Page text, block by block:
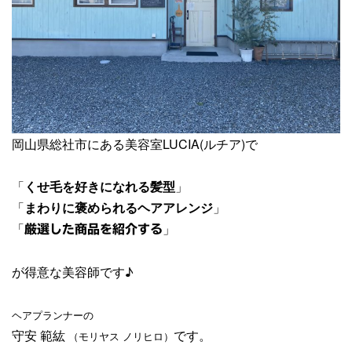
岡山県総社市にある美容室LUCIA(ルチア)で
「 くせ毛を好きになれる髪型 」
「まわりに褒められるヘアアレンジ 」
「厳選した商品を紹介する 」
が得意な美容師です♪
ヘアプランナーの
守安 範紘 （モリヤス ノリヒロ） です。